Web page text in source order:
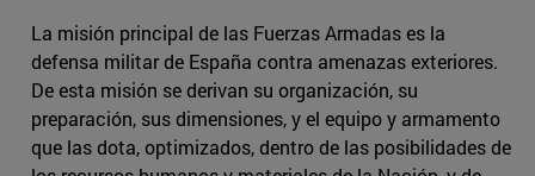
La misión principal de las Fuerzas Armadas es la
defensa militar de España contra amenazas exteriores.
De esta misión se derivan su organización, su
preparación, sus dimensiones, y el equipo y armamento
que las dota, optimizados, dentro de las posibilidades de